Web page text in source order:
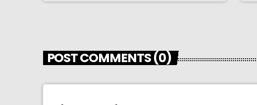
POST COMMENTS (0)